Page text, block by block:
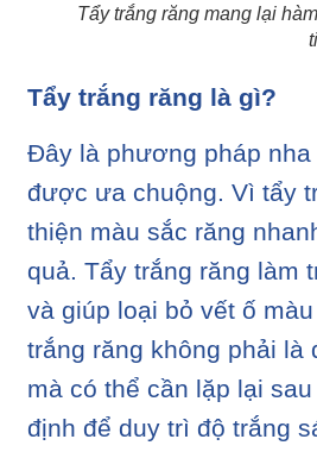
Tẩy trắng răng mang lại
ti
Tẩy trắng răng là gì?
Đây là phương pháp nha
được ưa chuộng. Vì tẩy
thiện màu sắc răng
quả. Tẩy trắng răng làm
và giúp loại bỏ vết ố
trắng răng không phải là
mà có thể cần lặp lại
định để duy trì độ trắng